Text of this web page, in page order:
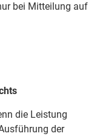
bei Mitteilung auf
die Leistung
der